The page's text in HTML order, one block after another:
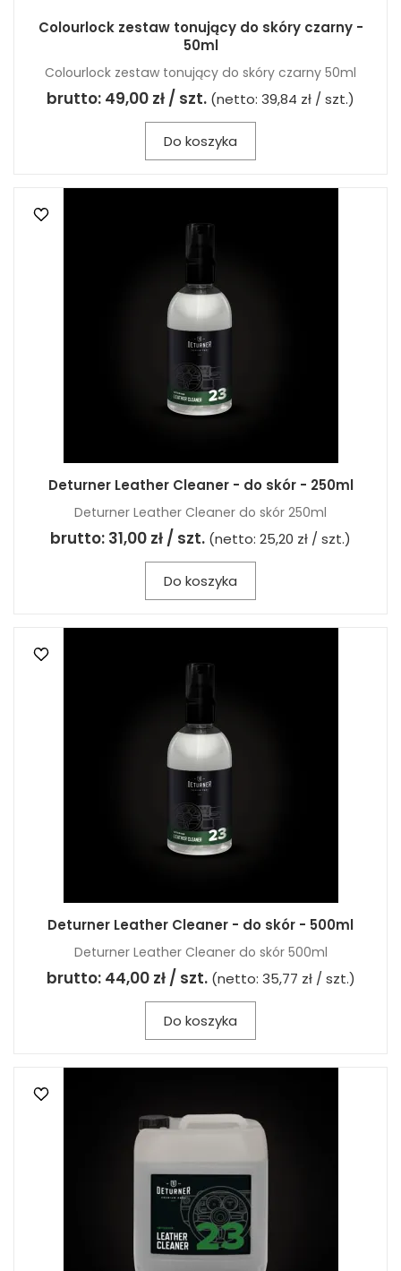
Colourlock zestaw tonujący do skóry czarny -
50ml
Colourlock zestaw tonujący do skóry czarny 50ml
brutto: 49,00 zł / szt. (netto: 39,84 zł / szt.)
Do koszyka
Deturner Leather Cleaner - do skór - 250ml
Deturner Leather Cleaner do skór 250ml
brutto: 31,00 zł / szt. (netto: 25,20 zł / szt.)
Do koszyka
Deturner Leather Cleaner - do skór - 500ml
Deturner Leather Cleaner do skór 500ml
brutto: 44,00 zł / szt. (netto: 35,77 zł / szt.)
Do koszyka